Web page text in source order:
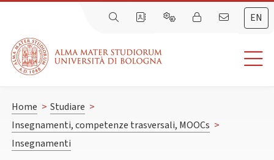
EN
Home > Studiare >
Insegnamenti, competenze trasversali, MOOCs >
Insegnamenti